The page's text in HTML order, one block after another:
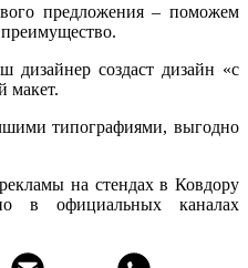
предложения – поможем
дизайнер создаст дизайн «с
макет.
типографиями, выгодно
на стендах в Ковдору
в официальных каналах